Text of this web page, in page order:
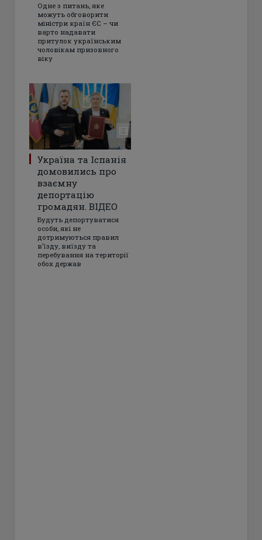
Одне з питань, яке
можуть обговорити
міністри країн ЄС – чи
варто надавати
притулок українським
чоловікам призовного
віку
Україна та Іспанія
домовились про
взаємну
депортацію
громадян. ВІДЕО
Будуть депортуватися
особи, які не
дотримуються правил
в’їзду, виїзду та
перебування на території
обох держав